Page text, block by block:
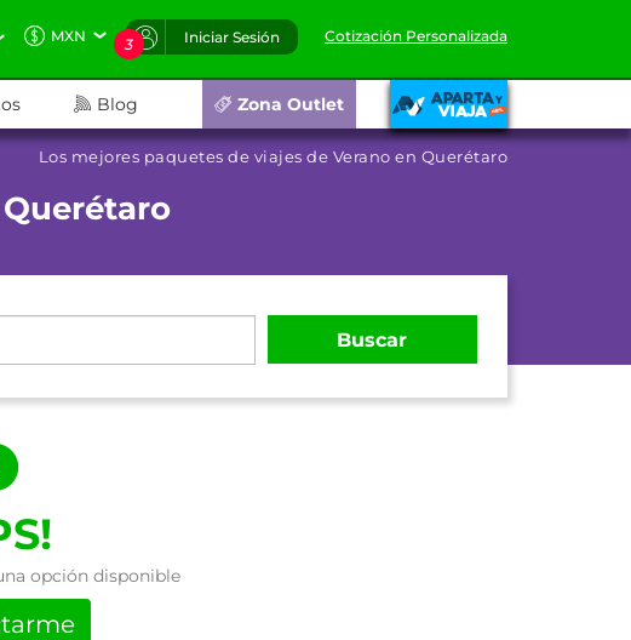
MXN 3 Iniciar Sesión Cotización Personalizada
Blog Zona Outlet
Los mejores paquetes de viajes de Verano en Querétaro
Buscar
opción disponible